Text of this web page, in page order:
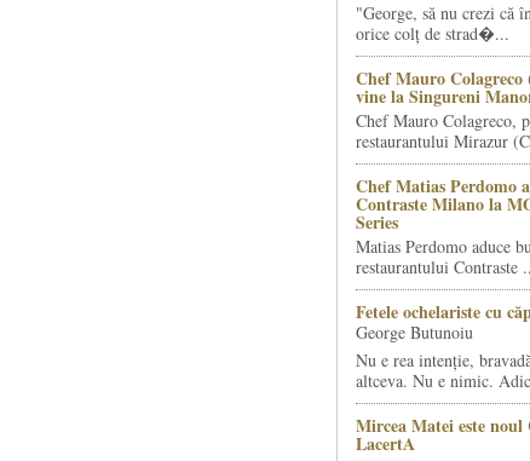
"George, să nu crezi că
orice colț de strad�...
Chef Mauro
vine la Singureni
Chef Mauro Colagreco,
restaurantului Mirazur
Chef Matias Perdomo
Contraste Milano la
Series
Matias Perdomo aduce
restaurantului Contraste
Fetele ochelariste cu
George Butunoiu
Nu e rea intenție,
altceva. Nu e nimic.
Mircea Matei este noul
LacertA